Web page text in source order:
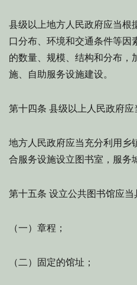
县级以上地方人民政府应当根
口分布、环境和交通条件等因
的数量、规模、结构和分布，
施、自助服务设施建设。
第十四条 县级以上人民政府应
地方人民政府应当充分利用乡
合服务设施设立图书室，服务
第十五条 设立公共图书馆应当
（一）章程；
（二）固定的馆址；